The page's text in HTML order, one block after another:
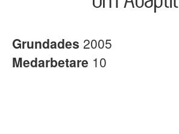
Grundades 2005
Medarbetare 10